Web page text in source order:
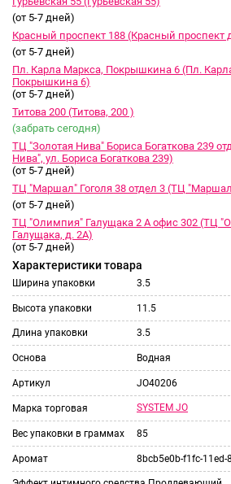
(от 5-7 дней)
Красный проспект 188 (Красный проспект
(от 5-7 дней)
Пл. Карла Маркса, Покрышкина 6 (Пл.
Покрышкина 6)
(от 5-7 дней)
Титова 200 (Титова, 200 )
(забрать сегодня)
ТЦ "Золотая Нива" Бориса Богаткова 239
Нива", ул. Бориса Богаткова 239)
(от 5-7 дней)
ТЦ "Маршал" Гоголя 38 отдел 3 (ТЦ
(от 5-7 дней)
ТЦ "Олимпия" Галущака 2 А офис 302 (ТЦ
Галущака, д. 2А)
(от 5-7 дней)
Характеристики товара
Ширина упаковки 3.5
Высота упаковки 11.5
Длина упаковки 3.5
Основа Водная
Артикул JO40206
Марка торговая SYSTEM JO
Вес упаковки в граммах 85
Аромат 8bcb5e0b-f1fc-